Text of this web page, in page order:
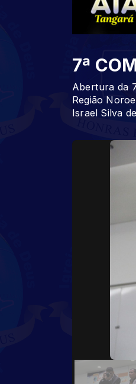
7ª
Abertura da
Região
Israel Silva